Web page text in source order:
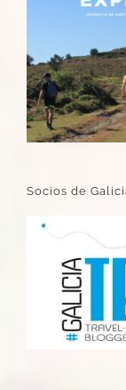
Socios de